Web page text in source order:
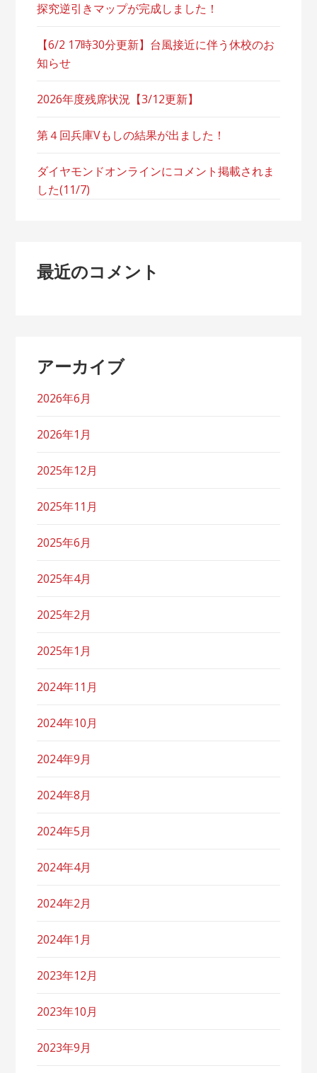
探究逆引きマップが完成しました！
【6/2 17時30分更新】台風接近に伴う休校のお
知らせ
2026年度残席状況【3/12更新】
第４回兵庫Vもしの結果が出ました！
ダイヤモンドオンラインにコメント掲載されま
した(11/7)
最近のコメント
アーカイブ
2026年6月
2026年1月
2025年12月
2025年11月
2025年6月
2025年4月
2025年2月
2025年1月
2024年11月
2024年10月
2024年9月
2024年8月
2024年5月
2024年4月
2024年2月
2024年1月
2023年12月
2023年10月
2023年9月